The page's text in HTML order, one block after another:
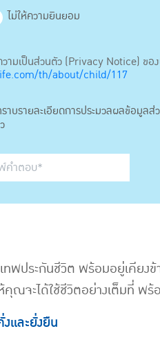
ไม่ให้ความยินยอม
ามเป็นส่วนตัว (Privacy Notice) ขอ
th/about/child/117
ราบรายละเอียดการประมวลผลข้อมูล
พประกันชีวิต พร้อมอยู่เคีย
ณจะได้ใช้ชีวิตอย่างเต็มที่ พร้
และยั่งยืน